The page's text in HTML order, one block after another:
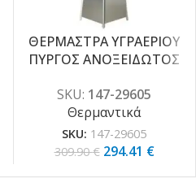
-5%
ΘΕΡΜΑΣΤΡΑ ΥΓΡΑΕΡΙΟΥ
ΠΥΡΓΟΣ ΑΝΟΞΕΙΔΩΤΟΣ
SKU: 147-29605
Θερμαντικά
SKU: 147-29605
309.90€ 294.41 €